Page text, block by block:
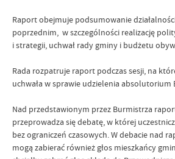
Raport obejmuje podsumowanie
poprzednim, w szczególności realizację
i strategii, uchwał rady gminy i budżetu
Rada rozpatruje raport podczas sesji, na
uchwała w sprawie udzielenia absolutorium
Nad przedstawionym przez Burmistrza
przeprowadza się debatę, w której
bez ograniczeń czasowych. W debacie nad
mogą zabierać również głos mieszkańcy